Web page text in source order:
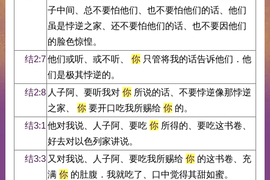
子中间、总不要怕他们、也不要怕他们的话、他们
虽是悖逆之家、还不要怕他们的话、也不要因他们
的脸色惊惶。
结2:7他们或听、或不听、 你只管将我的话告诉他们．他
们是极其悖逆的。
结2:8 人子阿、要听我对 你所说的话、不要悖逆像那悖逆
之家、
你要开口吃我所赐给 你的。
结3:1 他对我说、人子阿、要吃 你所得的、要吃这书卷、
好去对以色列家讲说。
结3:3 又对我说、人子阿、要吃我所赐给 你的这书卷、充
满 你的肚腹．我就吃了、口中觉得其甜如蜜。